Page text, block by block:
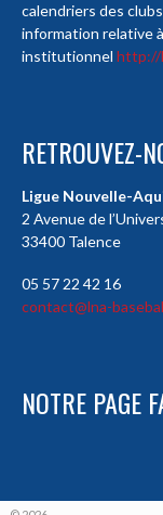
calendriers des
information relative
institutionnel http://
RETROUVEZ-
Ligue Nouvelle-
2 Avenue de
33400 Talence
05 57 22 42 16
contact@lna-
NOTRE PAGE